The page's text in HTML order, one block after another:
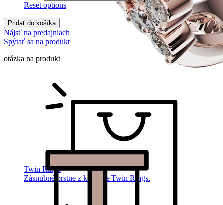
Twin Rings
Zásnubné prstne z kolekcie Twin Rings.
Reset options
Pridať do košíka
Nájsť na predajniach
Spýtať sa na produkt
otázka na produkt